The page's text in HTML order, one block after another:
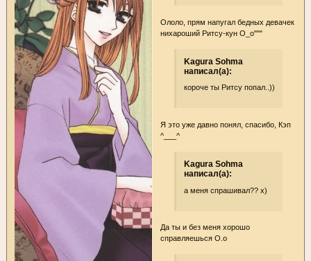
Ололо, прям напугал бедных девачек
нихароший Ритсу-кун О_о"""
Kagura Sohma
написал(а):
короче ты Ритсу попал..))
Я это уже давно понял, спасибо, Кэп
^___^
Kagura Sohma
написал(а):
а меня спрашивал?? х)
Да ты и без меня хорошо
справляешься О.о